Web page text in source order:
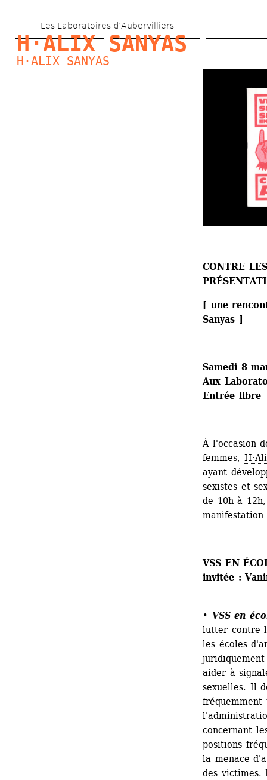
au
contenu
principal
Les Laboratoires d’Aubervilliers
H·ALIX SANYAS
H·ALIX SANYAS
CONTRE
[ une
Sanyas ]
Samedi 8
Aux
Entrée libre
À l'occasion
femmes,
ayant
sexistes et
de 10h à
VSS EN
invitée :
• VSS en
lutter contre
les écoles
aider à
sexuelles. Il
concernant
positions
la menace
des victimes.